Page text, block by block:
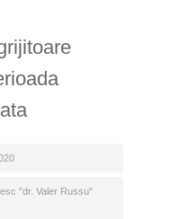
"dr. Valer Russu"